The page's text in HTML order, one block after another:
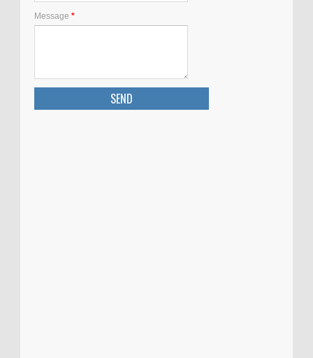
Message *